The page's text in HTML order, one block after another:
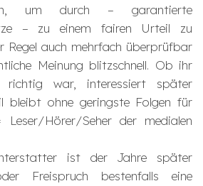
um durch – garantierte
– zu einem fairen Urteil zu
Regel auch mehrfach überprüfbar
Meinung blitzschnell. Ob ihr
richtig war, interessiert später
bleibt ohne geringste Folgen für
Leser/Hörer/Seher der medialen
ist der Jahre später
Freispruch bestenfalls eine